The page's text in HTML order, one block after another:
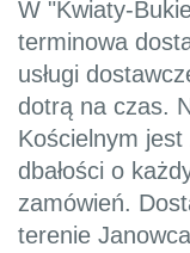
W "Kwiaty-
terminowa
usługi
dotrą na czas.
Kościelnym
dbałości o
zamówień.
terenie